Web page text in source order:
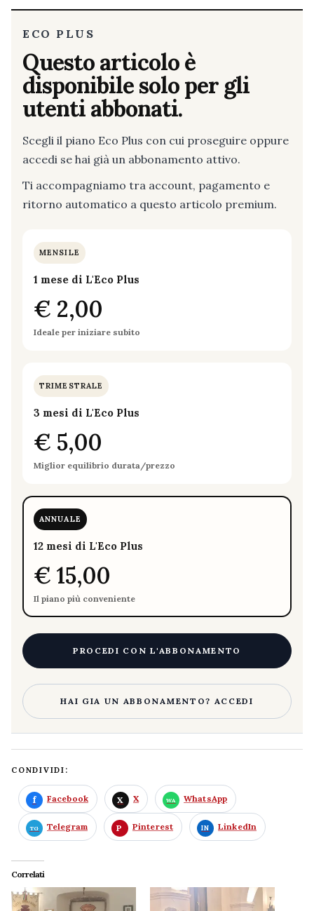
ECO PLUS
Questo articolo è
disponibile solo per gli
utenti abbonati.
Scegli il piano Eco Plus con cui proseguire oppure
accedi se hai già un abbonamento attivo.
Ti accompagniamo tra account, pagamento e
ritorno automatico a questo articolo premium.
MENSILE
1 mese di L'Eco Plus
€ 2,00
Ideale per iniziare subito
TRIMESTRALE
3 mesi di L'Eco Plus
€ 5,00
Miglior equilibrio durata/prezzo
ANNUALE
12 mesi di L'Eco Plus
€ 15,00
Il piano più conveniente
PROCEDI CON L'ABBONAMENTO
HAI GIA UN ABBONAMENTO? ACCEDI
CONDIVIDI:
Facebook X WhatsApp
Telegram Pinterest LinkedIn
Correlati